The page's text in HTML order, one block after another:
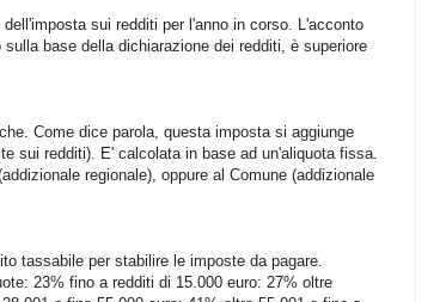
sui redditi per l'anno in corso. L'acconto
base della dichiarazione dei redditi, è superiore
Come dice parola, questa imposta si aggiunge
sui redditi). E' calcolata in base ad un'aliquota fissa.
regionale), oppure al Comune (addizionale
tassabile per stabilire le imposte da pagare.
23% fino a redditi di 15.000 euro: 27% oltre